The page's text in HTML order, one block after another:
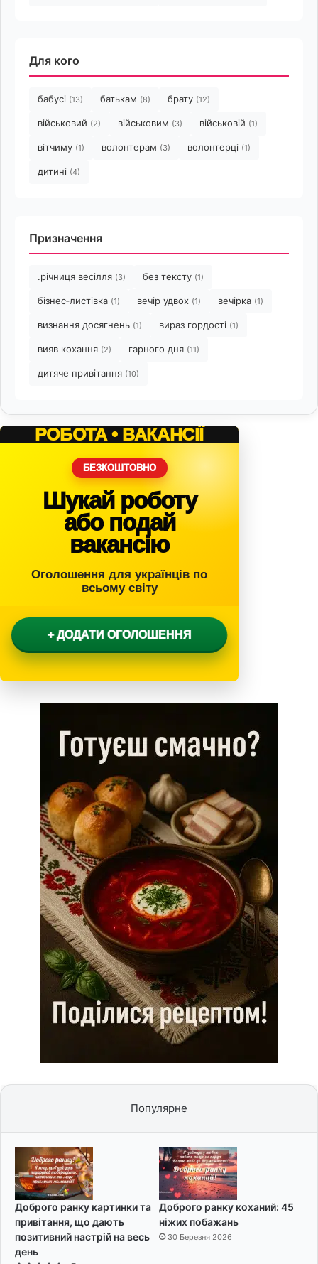
Для кого
бабусі (13) батькам (8) брату (12)
військовий (2) військовим (3) військовій (1)
вітчиму (1) волонтерам (3) волонтерці (1)
дитині (4)
Призначення
.річниця весілля (3) без тексту (1)
бізнес‑листівка (1) вечір удвох (1) вечірка (1)
визнання досягнень (1) вираз гордості (1)
вияв кохання (2) гарного дня (11)
дитяче привітання (10)
РОБОТА • ВАКАНСІЇ
БЕЗКОШТОВНО
Шукай роботу
або подай
вакансію
Оголошення для українців по
всьому світу
+ ДОДАТИ ОГОЛОШЕННЯ
Популярне
Доброго ранку картинки та
привітання, що дають
позитивний настрій на весь
день
Доброго ранку коханий: 45
ніжих побажань
30 Березня 2026